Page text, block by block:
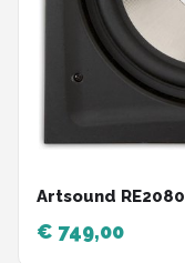
Artsound
€ 749,00